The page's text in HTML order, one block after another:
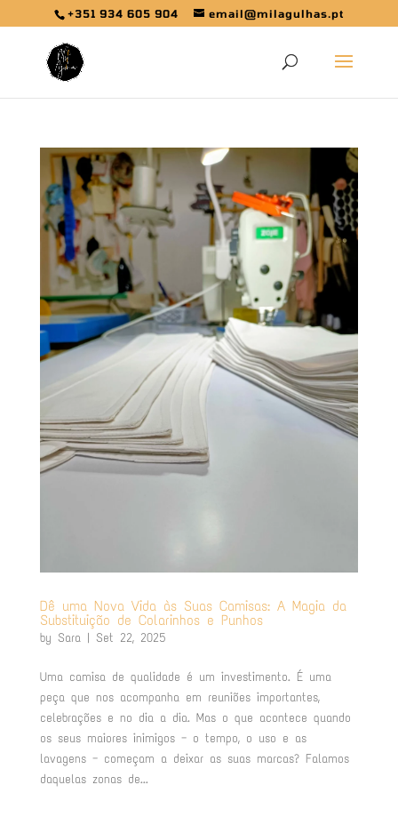
+351 934 605 904 email@milagulhas.pt
Dê uma Nova Vida às Suas Camisas: A Magia da
Substituição de Colarinhos e Punhos
by Sara| Set 22, 2025
Uma camisa de qualidade é um investimento. É uma
peça que nos acompanha em reuniões importantes,
celebrações e no dia a dia. Mas o que acontece quando
os seus maiores inimigos — o tempo, o uso e as
lavagens — começam a deixar as suas marcas? Falamos
daquelas zonas de...